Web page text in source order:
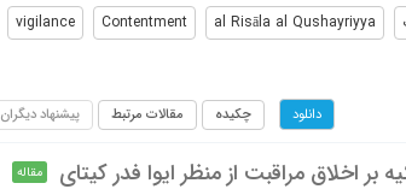
al Risāla al Qushayriyya
Contentment
vigilance
دانلود چکیده مقالات مرتبط پیشنهاد دیگران
بر اخلاق مراقبت از منظر ایوا فدر کیتای مقاله